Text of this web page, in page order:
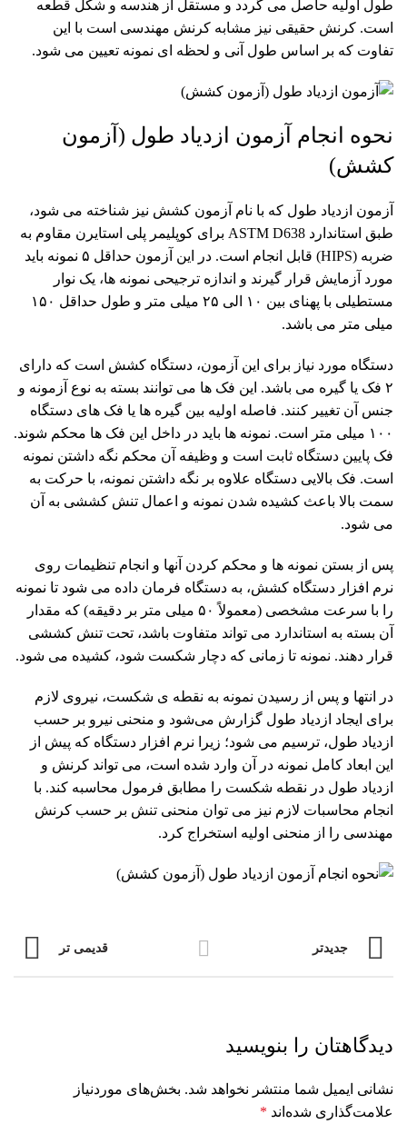
طول اولیه حاصل می ‌گردد و مستقل از هندسه و شکل قطعه
است. کرنش حقیقی نیز مشابه کرنش مهندسی است با این
تفاوت که بر اساس طول آنی و لحظه ای نمونه تعیین می شود.
نحوه انجام آزمون ازدیاد طول (آزمون
کشش)
آزمون ازدیاد طول که با نام آزمون کشش نیز شناخته می شود،
طبق استاندارد ASTM D638 برای کوپلیمر پلی استایرن مقاوم به
ضربه (HIPS) قابل انجام است. در این آزمون حداقل ۵ نمونه باید
مورد آزمایش قرار گیرند و اندازه ترجیحی نمونه ها، یک نوار
مستطیلی با پهنای بین ۱۰ الی ۲۵ میلی متر و طول حداقل ۱۵۰
میلی متر می باشد.
دستگاه مورد نیاز برای این آزمون، دستگاه کشش است که دارای
۲ فک یا گیره می باشد. این فک ها می توانند بسته به نوع آزمونه و
جنس آن تغییر کنند. فاصله اولیه بین گیره ها یا فک های دستگاه
۱۰۰ میلی متر است. نمونه ها باید در داخل این فک ها محکم شوند.
فک پایین دستگاه ثابت است و وظیفه آن محکم نگه داشتن نمونه
است. فک بالایی دستگاه علاوه بر نگه داشتن نمونه، با حرکت به
سمت بالا باعث کشیده شدن نمونه و اعمال تنش کششی به آن
می شود.
پس از بستن نمونه ها و محکم کردن آنها و انجام تنظیمات روی
نرم افزار دستگاه کشش، به دستگاه فرمان داده می شود تا نمونه
را با سرعت مشخصی (معمولاً ۵۰ میلی متر بر دقیقه) که مقدار
آن بسته به استاندارد می تواند متفاوت باشد، تحت تنش کششی
قرار دهند. نمونه تا زمانی که دچار شکست شود، کشیده می شود.
در انتها و پس از رسیدن نمونه به نقطه ی شکست، نیروی لازم
برای ایجاد ازدیاد طول گزارش می‌شود و منحنی نیرو بر حسب
ازدیاد طول، ترسیم می ‌شود؛ زیرا نرم افزار دستگاه که پیش از
این ابعاد کامل نمونه در آن وارد شده است، می تواند کرنش و
ازدیاد طول در نقطه شکست را مطابق فرمول محاسبه کند. با
انجام محاسبات لازم نیز می توان منحنی تنش بر حسب کرنش
مهندسی را از منحنی اولیه استخراج کرد.
جدیدتر قدیمی تر
دیدگاهتان را بنویسید
نشانی ایمیل شما منتشر نخواهد شد. بخش‌های موردنیاز
علامت‌گذاری شده‌اند *